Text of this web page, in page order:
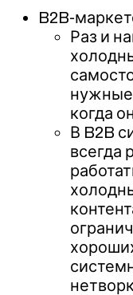
B2B-
Раз и
нужные
когда
В B2B
всегда